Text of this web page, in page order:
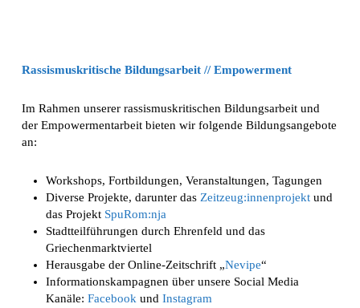
Rassismuskritische Bildungsarbeit // Empowerment
Im Rahmen unserer rassismuskritischen Bildungsarbeit und
der Empowermentarbeit bieten wir folgende Bildungsangebote
an:
Workshops, Fortbildungen, Veranstaltungen, Tagungen
Diverse Projekte, darunter das Zeitzeug:innenprojektund
das Projekt SpuRom:nja
Stadtteilführungen durch Ehrenfeld und das
Griechenmarktviertel
Herausgabe der Online-Zeitschrift „Nevipe“
Informationskampagnen über unsere Social Media
Kanäle: Facebook und Instagram